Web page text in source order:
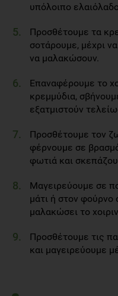
υπόλοιπο ελαιόλαδο.
Προσθέτουμε τα
σοτάρουμε, μέχρι
να μαλακώσουν.
Επαναφέρουμε το
κρεμμύδια,
εξατμιστούν
Προσθέτουμε τον
φέρνουμε σε
φωτιά και
Μαγειρεύουμε σε
μάτι ή στον φούρνο
μαλακώσει το
Προσθέτουμε τις
και μαγειρεύουμε